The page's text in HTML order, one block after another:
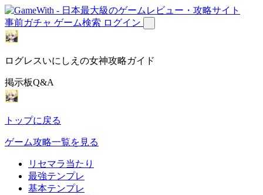
事前ガチャ ゲーム検索 ログイン
ログレスいにしえの女神攻略ガイド
掲示板Q&A
トップに戻る
ゲーム攻略一覧を見る
リセマラ当たり
最強テンプレ
基本テンプレ